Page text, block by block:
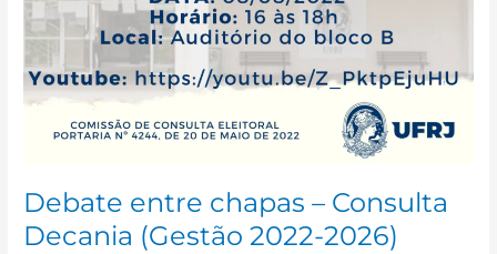
Debate entre chapas – Consulta
Decania (Gestão 2022-2026)